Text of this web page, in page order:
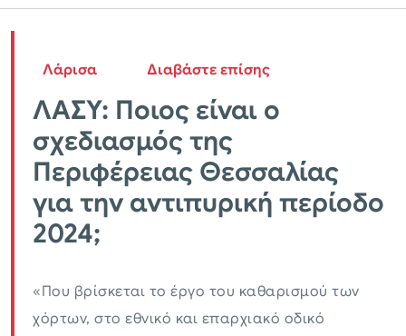
Λάρισα Διαβάστε επίσης
ΛΑΣΥ: Ποιος είναι ο
σχεδιασμός της
Περιφέρειας Θεσσαλίας
για την αντιπυρική περίοδο
2024;
«Που βρίσκεται το έργο του καθαρισμού των
χόρτων, στο εθνικό και επαρχιακό οδικό